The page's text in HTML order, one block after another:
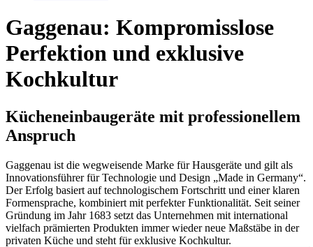
Gaggenau: Kompromisslose
Perfektion und exklusive
Kochkultur
Kücheneinbaugeräte mit professionellem
Anspruch
Gaggenau ist die wegweisende Marke für Hausgeräte und gilt als
Innovationsführer für Technologie und Design „Made in Germany“.
Der Erfolg basiert auf technologischem Fortschritt und einer klaren
Formensprache, kombiniert mit perfekter Funktionalität. Seit seiner
Gründung im Jahr 1683 setzt das Unternehmen mit international
vielfach prämierten Produkten immer wieder neue Maßstäbe in der
privaten Küche und steht für exklusive Kochkultur.